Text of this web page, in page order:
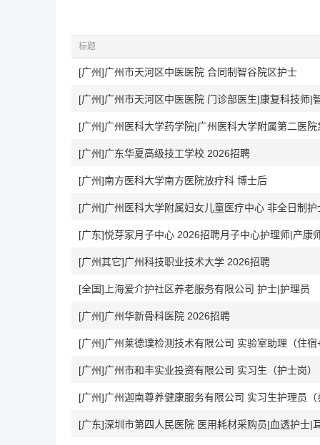
标题
[广州]广州市天河区中医医院 合同制智谷院区护士
[广州]广州市天河区中医医院 门诊部医生|康复科技师|
[广州]广州医科大学药学院|广州医科大学附属第二医
[广州]广东华夏高级技工学校 2026招聘
[广州]南方医科大学南方医院放疗科 博士后
[广州]广州医科大学附属妇女儿童医疗中心 非全日制护
[广东]悦芽家月子中心 2026招聘月子中心护理师|产康
[广州其它]广州科技职业技术大学 2026招聘
[全国]上海爱介护社区养老服务有限公司 护士|护理员
[广州]广州华新骨科医院 2026招聘
[广州]广州莱德璞检测技术有限公司 实验室助理（住宿
[广州]广州市和丰实业投资有限公司 实习生（护士岗）
[广州]广州迦南尊养健康服务有限公司 实习生护理员（